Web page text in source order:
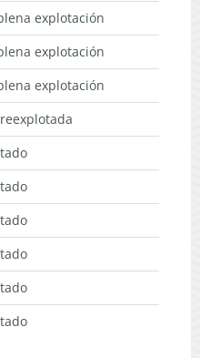
explotación
explotación
explotación